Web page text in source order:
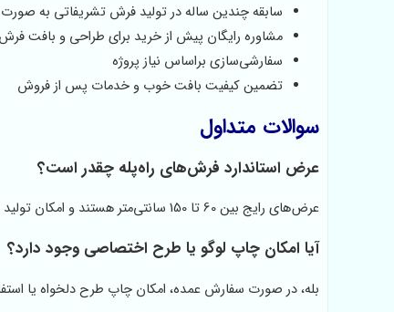
سابقه چندین ساله در تولید فرش تشریفاتی به
مشاوره رایگان پیش از خرید برای طراحی و بافت
سفارشی‌سازی براساس نیاز پروژه
تضمین کیفیت بافت خوب و خدمات پس از فروش
سوالات متداول
عرض استاندارد فرش‌های راه‌پله چقدر است؟
عرض‌های رایج بین 60 تا 150 سانتی‌متر هستند و امکان تولید سفارشی کناره فرش تشریفاتی تا عرض چهار متر هم وجود دارد.
آیا امکان چاپ لوگو یا طرح اختصاصی وجود دارد؟
بله، در صورت سفارش عمده، امکان چاپ طرح دلخواه یا